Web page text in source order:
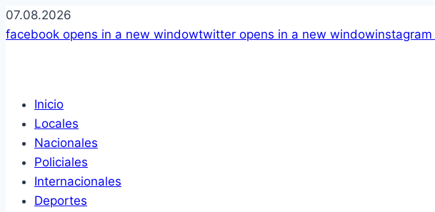
07.08.2026
facebook opens in a new windowtwitter opens in a new windowinstagram
Inicio
Locales
Nacionales
Policiales
Internacionales
Deportes